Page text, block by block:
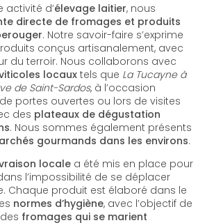
activité d’élevage laitier, nous
directe de fromages et produits
. Notre savoir-faire s’exprime
conçus artisanalement, avec
du terroir. Nous collaborons avec
locaux tels que La Tucayne à
de Saint-Sardos, à l’occasion
portes ouvertes ou lors de visites
des plateaux de dégustation
. Nous sommes également présents
gourmands dans les environs.
locale a été mis en place pour
l’impossibilité de se déplacer
Chaque produit est élaboré dans le
normes d’hygiène, avec l’objectif de
fromages qui se marient